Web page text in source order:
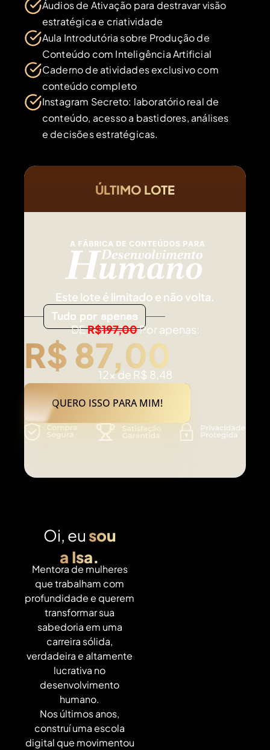
Áudios de Ativação para destravar visão
estratégica e criatividade
Aula Introdutória sobre Produção de
Conteúdo com Inteligência Artificial
Caderno de atividades exclusivo com
conteúdo completo
Instagram Secreto: laboratório real de
conteúdo, acesso a bastidores, análises
e decisões estratégicas.
ÚLTIMO LOTE
Este lote é limitado e não volta.
Tudo por apenas
DER$197,00Por apenas:
R$ 87,00
12x de R$ 8,48
QUERO ISSO PARA MIM!
Oi, eusou
a Isa.
Mentora de mulheres
que trabalham com
profundidade e querem
transformar sua
sabedoria em uma
carreira sólida,
verdadeira e altamente
lucrativa no
desenvolvimento
humano.
Nos últimos anos,
construí uma escola
digital que movimentou